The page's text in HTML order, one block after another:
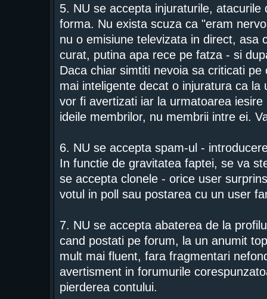
5. NU se accepta injuraturile,
forma. Nu exista scuza ca "eram
nu o emisiune televizata in direct, asa
curat, putina apa rece pe fatza - si
Daca chiar simtiti nevoia sa criticati
mai inteligente decat o injuratura ca
vor fi avertizati iar la urmatoarea
ideile membrilor, nu membrii intre ei.
6. NU se accepta spam-ul -
In functie de gravitatea faptei, se va
se accepta clonele - orice user
votul in poll sau postarea cu un user
7. NU se accepta abaterea de la
cand postati pe forum, la un anumit
mult mai fluent, fara fragmentari
avertisment in forumurile
pierderea contului.